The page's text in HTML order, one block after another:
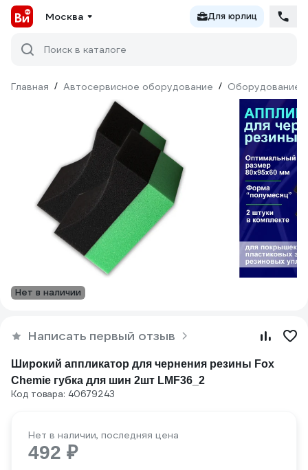
Москва Для юрлиц
Поиск в каталоге
Главная / Автосервисное оборудование / Оборудование
Нет в наличии
Написать первый отзыв
Широкий аппликатор для чернения резины Fox
Chemie губка для шин 2шт LMF36_2
Код товара: 40679243
Нет в наличии, последняя цена
492 ₽